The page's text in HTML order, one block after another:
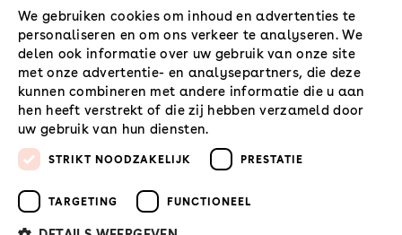
We gebruiken cookies om inhoud en advertenties te
personaliseren en om ons verkeer te analyseren. We
delen ook informatie over uw gebruik van onze site
met onze advertentie- en analysepartners, die deze
kunnen combineren met andere informatie die u aan
hen heeft verstrekt of die zij hebben verzameld door
uw gebruik van hun diensten.
STRIKT NOODZAKELIJK PRESTATIE
TARGETING FUNCTIONEEL